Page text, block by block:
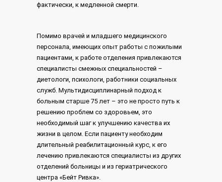
фактически, к медленной смерти.
Помимо врачей и младшего медицинского
персонала, имеющих опыт работы с пожилыми
пациентами, к работе отделения привлекаются
специалисты смежных специальностей –
диетологи, психологи, работники социальных
служб. Мультидисциплинарный подход к
больным старше 75 лет – это не просто путь к
решению проблем со здоровьем, это
необходимый шаг к улучшению качества их
жизни в целом. Если пациенту необходим
длительный реабилитационный курс, к его
лечению привлекаются специалисты из других
отделений больницы и из гериатрического
центра «Бейт Ривка».